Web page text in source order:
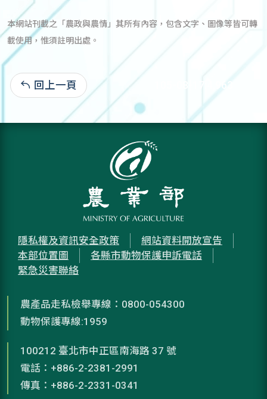
本網站刊載之「農政與農情」其所有內容，包含文字、圖像等皆可轉
載使用，惟須註明出處。
回上一頁 105-08-17:4,963
隱私權及資訊安全政策
網站資料開放宣告
本部位置圖
各縣市動物保護申訴電話
緊急災害聯絡
農產品走私檢舉專線：0800-054300
動物保護專線:1959
100212 臺北市中正區南海路 37 號
電話：+886-2-2381-2991
傳真：+886-2-2331-0341